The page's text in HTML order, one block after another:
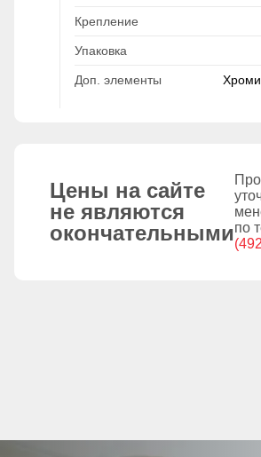
Крепление
Упаковка
Доп. элементы
Цены на сайте
не являются
окончательнымипо